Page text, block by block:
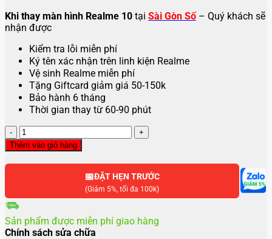
Khi thay màn hình Realme 10 tại Sài Gòn Số– Quý khách sẽ
nhận được
Kiểm tra lỗi miễn phí
Ký tên xác nhận trên linh kiện Realme
Vệ sinh Realme miễn phí
Tặng Giftcard giảm giá 50-150k
Bảo hành 6 tháng
Thời gian thay từ 60-90 phút
Thay
màn
hình
Realme
lượng
Thêm vào giỏ hàng
📅ĐẶT HẸN TRƯỚC
(Giảm 5%, tối đa 100k)
Sản phẩm được miễn phí giao hàng
Chính sách sửa chữa